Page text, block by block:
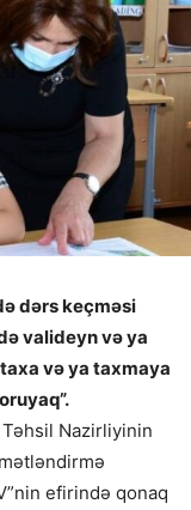
dərs keçməsi
valideyn və ya
və ya taxmaya
Nazirliyinin
efirində qonaq